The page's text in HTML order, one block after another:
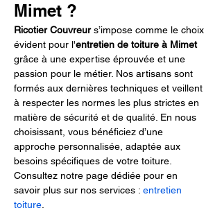
Mimet ?
Ricotier Couvreur s’impose comme le choix
évident pour l'entretien de toiture à Mimet
grâce à une expertise éprouvée et une
passion pour le métier. Nos artisans sont
formés aux dernières techniques et veillent
à respecter les normes les plus strictes en
matière de sécurité et de qualité. En nous
choisissant, vous bénéficiez d’une
approche personnalisée, adaptée aux
besoins spécifiques de votre toiture.
Consultez notre page dédiée pour en
savoir plus sur nos services : entretien
toiture